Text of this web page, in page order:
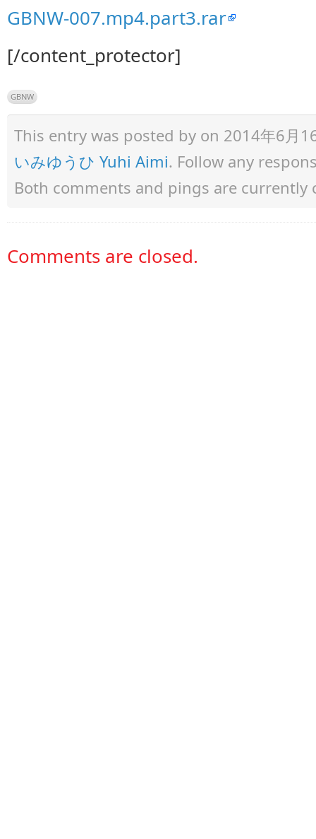
GBNW-007.mp4.part3.rar
[/content_protector]
GBNW
This entry was posted by on 2014年6月
いみゆうひ Yuhi Aimi. Follow any
Both comments and pings are currently
Comments are closed.